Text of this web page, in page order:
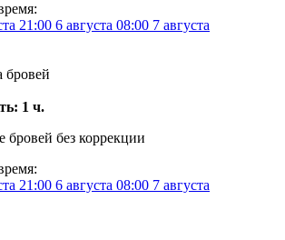
21:00 6 августа 08:00 7 августа
бровей
1 ч.
бровей без коррекции
21:00 6 августа 08:00 7 августа